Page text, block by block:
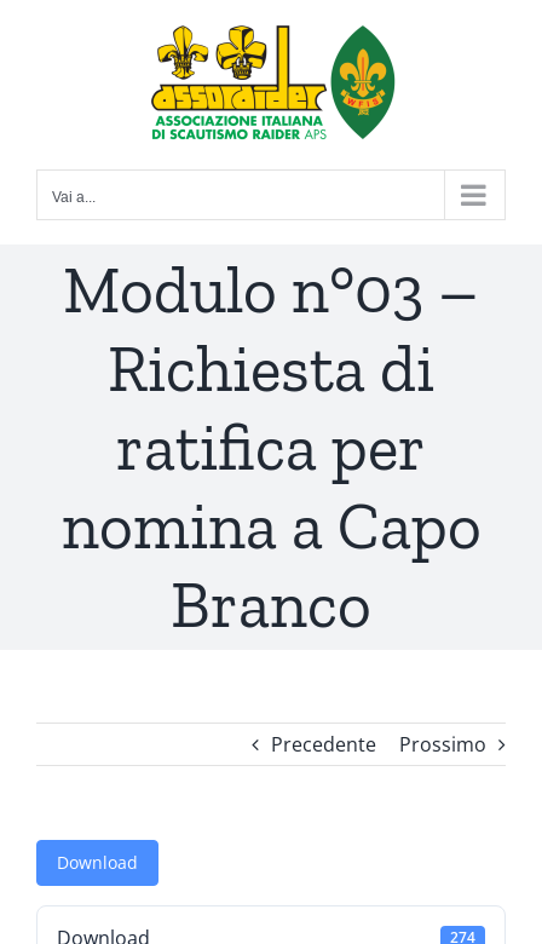
Vai a...
Modulo n°03 –
Richiesta di
ratifica per
nomina a Capo
Branco
Precedente Prossimo
Download
Download 274